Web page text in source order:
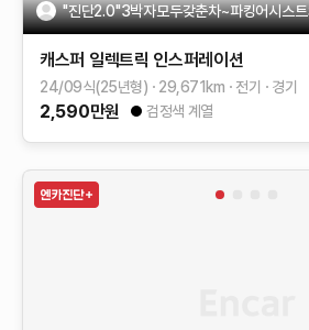
"진단2.0"3박자모두갖춘차~파킹어시스트와스
캐스퍼 일렉트릭 인스퍼레이션
24/09식(25년형) 29,671 km 전기 경기
2,590만원 검정색 계열